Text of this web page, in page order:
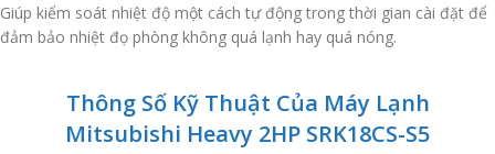
Giúp kiểm soát nhiệt độ một cách tự động trong thời gian cài đặt để
đảm bảo nhiệt đọ phòng không quá lạnh hay quá nóng.
Thông Số Kỹ Thuật Của Máy Lạnh
Mitsubishi Heavy 2HP SRK18CS-S5